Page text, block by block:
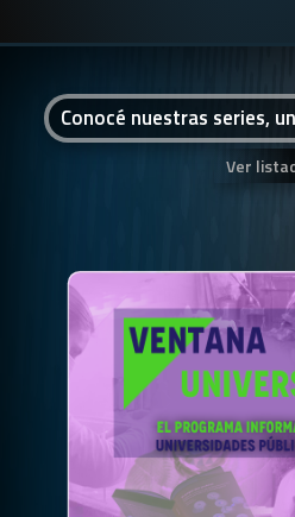
Conocé nuestras series,
Ver